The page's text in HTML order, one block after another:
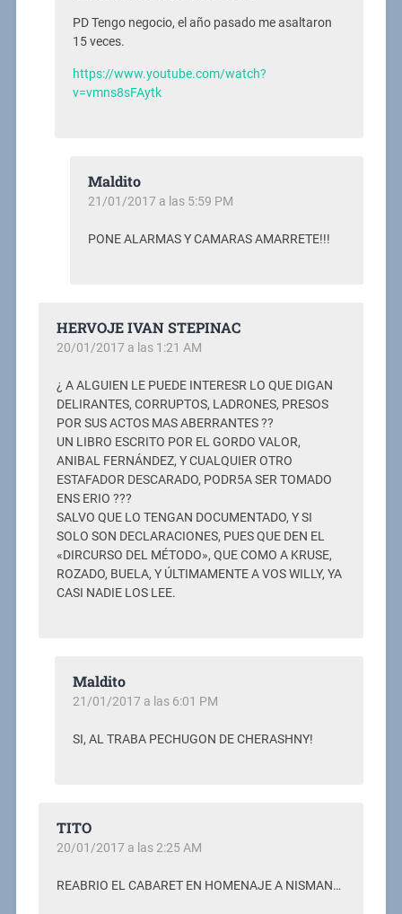
PD Tengo negocio, el año pasado me asaltaron
15 veces.
https://www.youtube.com/watch?
v=vmns8sFAytk
Maldito
21/01/2017 a las 5:59 PM
PONE ALARMAS Y CAMARAS AMARRETE!!!
HERVOJE IVAN STEPINAC
20/01/2017 a las 1:21 AM
¿ A ALGUIEN LE PUEDE INTERESR LO QUE DIGAN
DELIRANTES, CORRUPTOS, LADRONES, PRESOS
POR SUS ACTOS MAS ABERRANTES ??
UN LIBRO ESCRITO POR EL GORDO VALOR,
ANIBAL FERNÁNDEZ, Y CUALQUIER OTRO
ESTAFADOR DESCARADO, PODR5A SER TOMADO
ENS ERIO ???
SALVO QUE LO TENGAN DOCUMENTADO, Y SI
SOLO SON DECLARACIONES, PUES QUE DEN EL
«DIRCURSO DEL MÉTODO», QUE COMO A KRUSE,
ROZADO, BUELA, Y ÚLTIMAMENTE A VOS WILLY, YA
CASI NADIE LOS LEE.
Maldito
21/01/2017 a las 6:01 PM
SI, AL TRABA PECHUGON DE CHERASHNY!
TITO
20/01/2017 a las 2:25 AM
REABRIO EL CABARET EN HOMENAJE A NISMAN…